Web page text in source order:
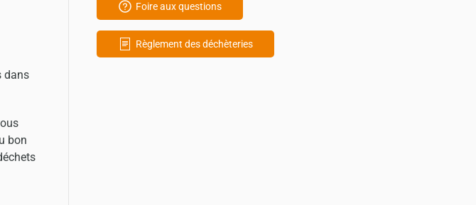
dans
bon
Foire aux questions
Règlement des déchèteries